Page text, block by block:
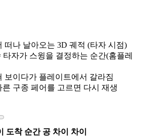
떠나 날아오는 3D 궤적 (타자 시점)
타자가 스윙을 결정하는 순간(홈플레
보이다가 플레이트에서 갈라짐
른 구종 페어를 고르면 다시 재생
도착 순간 공 차이
차이